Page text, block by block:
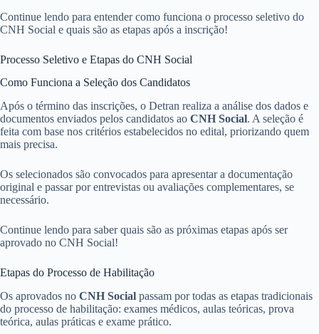
Continue lendo para entender como funciona o processo seletivo do
CNH Social e quais são as etapas após a inscrição!
Processo Seletivo e Etapas do CNH Social
Como Funciona a Seleção dos Candidatos
Após o término das inscrições, o Detran realiza a análise dos dados e
documentos enviados pelos candidatos ao CNH Social. A seleção é
feita com base nos critérios estabelecidos no edital, priorizando quem
mais precisa.
Os selecionados são convocados para apresentar a documentação
original e passar por entrevistas ou avaliações complementares, se
necessário.
Continue lendo para saber quais são as próximas etapas após ser
aprovado no CNH Social!
Etapas do Processo de Habilitação
Os aprovados no CNH Social passam por todas as etapas tradicionais
do processo de habilitação: exames médicos, aulas teóricas, prova
teórica, aulas práticas e exame prático.